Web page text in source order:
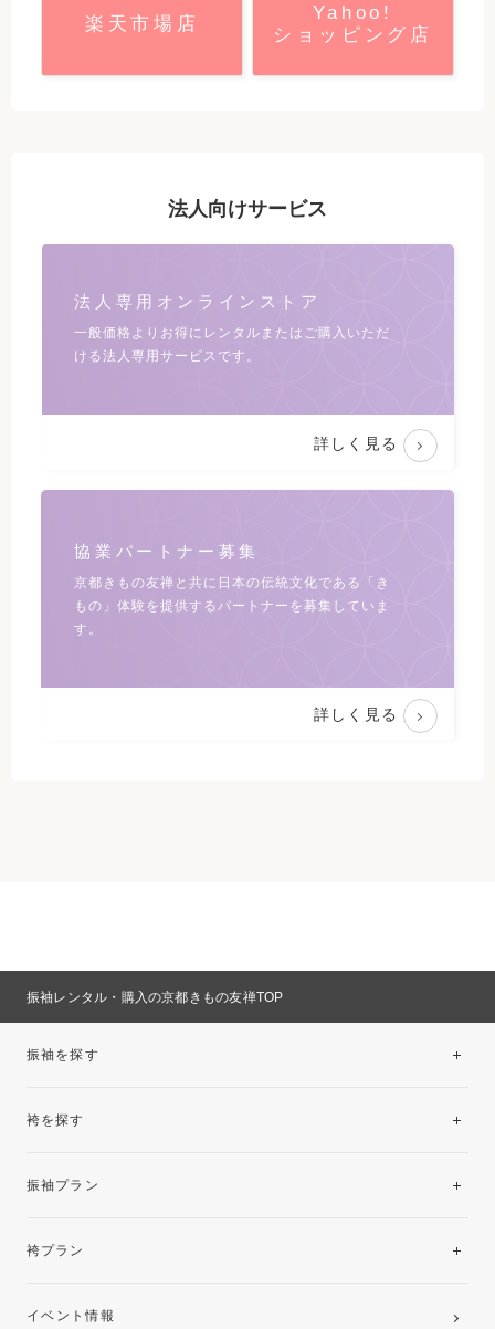
楽天市場店
Yahoo!
ショッピング店
法人向けサービス
法人専用オンラインストア
一般価格よりお得にレンタルまたは ご購入いただ
ける法人専用サービスです。
詳しく見る
協業パートナー募集
京都きもの友禅と共に日本の伝統文化である
「き
もの」体験を提供するパートナーを募集していま
す。
詳しく見る
振袖レンタル・購入の京都きもの友禅TOP
振袖を探す
袴を探す
振袖プラン
レンタルプラン
袴プラン
卒業袴レンタルプラン
イベント情報